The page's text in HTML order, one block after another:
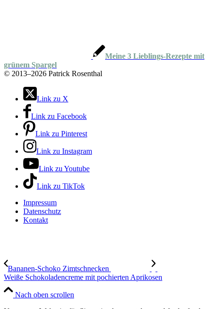
Meine 3 Lieblings-Rezepte mit
grünem Spargel
© 2013–2026 Patrick Rosenthal
Link zu X
Link zu Facebook
Link zu Pinterest
Link zu Instagram
Link zu Youtube
Link zu TikTok
Impressum
Datenschutz
Kontakt
Bananen-Schoko Zimtschnecken
Weiße Schokoladencreme mit pochierten Aprikosen
Nach oben scrollen